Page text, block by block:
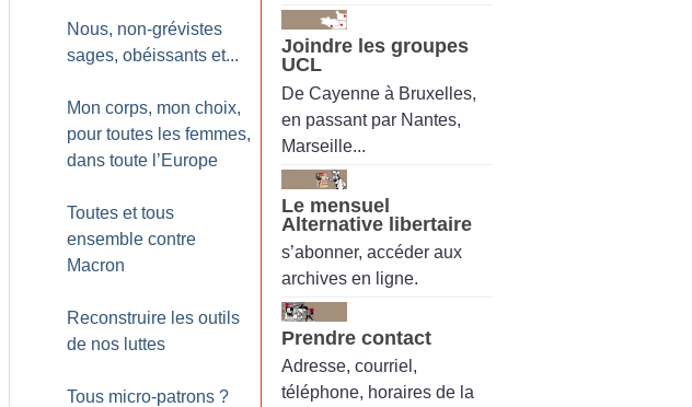
Nous, non-grévistes
sages, obéissants et...
Mon corps, mon choix,
pour toutes les femmes,
dans toute l’Europe
Toutes et tous
ensemble contre
Macron
Reconstruire les outils
de nos luttes
Tous micro-patrons ?
Joindre les groupes
UCL
De Cayenne à Bruxelles,
en passant par Nantes,
Marseille...
Le mensuel
Alternative libertaire
s’abonner, accéder aux
archives en ligne.
Prendre contact
Adresse, courriel,
téléphone, horaires de la